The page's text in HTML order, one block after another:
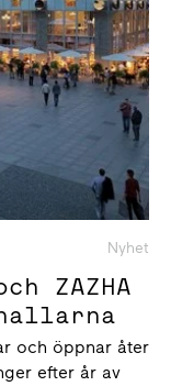
Nyhet
ZAZHA
och öppnar åter
efter år av